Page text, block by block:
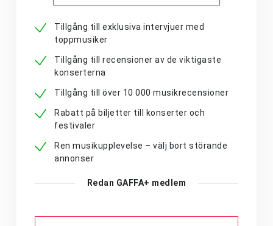
Tillgång till exklusiva intervjuer med
toppmusiker
Tillgång till recensioner av de viktigaste
konserterna
Tillgång till över 10 000 musikrecensioner
Rabatt på biljetter till konserter och
festivaler
Ren musikupplevelse – välj bort störande
annonser
Redan GAFFA+ medlem